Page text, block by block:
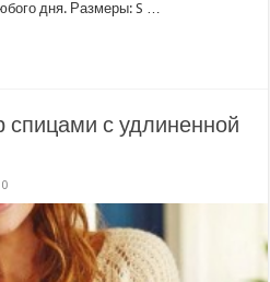
дня. Размеры: S …
спицами с удлиненной
0